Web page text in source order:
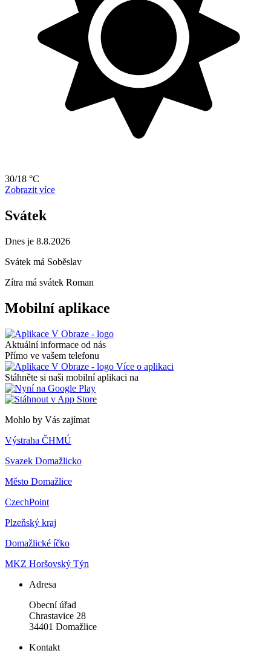
30/18 °C
Zobrazit více
Svátek
Dnes je 8.8.2026
Svátek má Soběslav
Zítra má svátek Roman
Mobilní aplikace
Aktuální informace od nás
Přímo ve vašem telefonu
Více o aplikaci
Stáhněte si naši mobilní aplikaci na
Mohlo by Vás zajímat
Výstraha ČHMÚ
Svazek Domažlicko
Město Domažlice
CzechPoint
Plzeňský kraj
Domažlické íčko
MKZ Horšovský Týn
Adresa
Obecní úřad
Chrastavice 28
34401 Domažlice
Kontakt